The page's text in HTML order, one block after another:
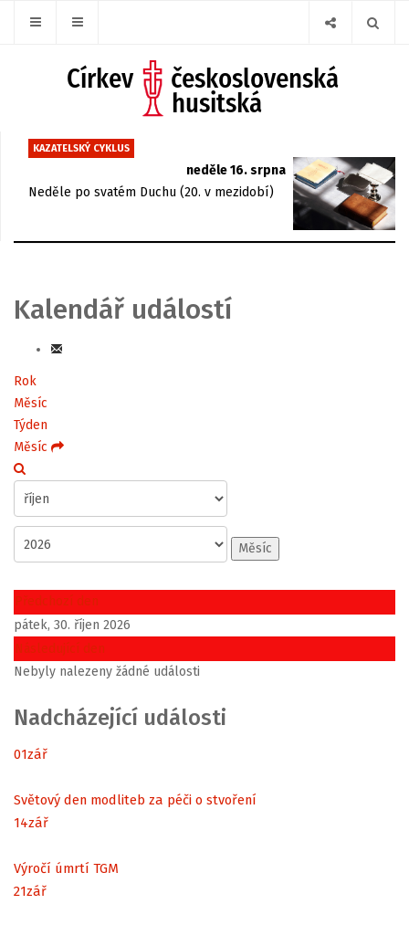
KAZATELSKÝ CYKLUS
neděle 16. srpna
Neděle po svatém Duchu (20. v mezidobí)
Kalendář událostí
Rok
Měsíc
Týden
Měsíc
Měsíc
Předchozí den
pátek, 30. říjen 2026
Následující den
Nebyly nalezeny žádné události
Nadcházející události
01zář
Světový den modliteb za péči o stvoření
14zář
Výročí úmrtí TGM
21zář